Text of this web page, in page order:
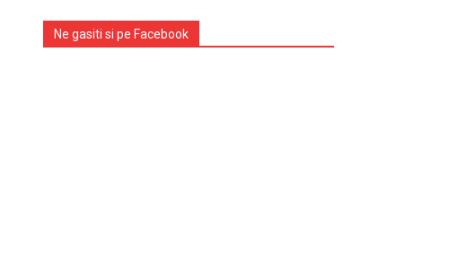
Ne gasiti si pe Facebook